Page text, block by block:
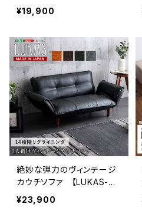
ル リクライニング 起毛タ
イプ 日本製) SH-07-Z
¥19,900
絶妙な弾力のヴィンテージ
カウチソファ 【LUKAS-ル
ーカス-】 SH-07-VTCO-
¥23,900